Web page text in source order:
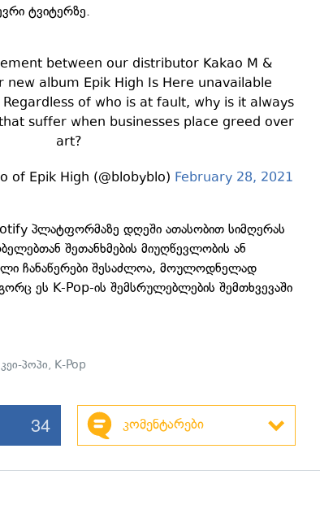
ტვიტერზე.
between our distributor Kakao M &
new album Epik High Is Here unavailable
of who is at fault, why is it always
suffer when businesses place greed over
art?
of Epik High (@blobyblo) February 28, 2021
პლატფორმაზე დღეში ათასობით სიმღერას
შეთანხმების მიუღწევლობის ან
ჩანაწერები შესაძლოა, მოულოდნელად
ეს K-Pop-ის შემსრულებლების შემთხვევაში
კეი-პოპი, K-Pop
34 კომენტარები